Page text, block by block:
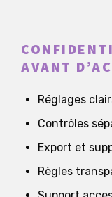
AVANT
Réglages
Contrôles
Export et
Règles